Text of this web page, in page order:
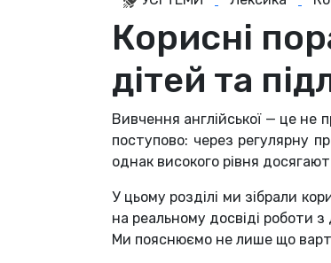
Корисні
дітей та
Вивчення англійської — це не
поступово: через регулярну
однак високого рівня
У цьому розділі ми зібрали
на реальному досвіді роботи з
Ми пояснюємо не лише що